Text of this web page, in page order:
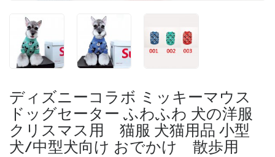
ディズニーコラボ ミッキーマウス
ドッグセーター ふわふわ 犬の洋服
クリスマス用 猫服 犬猫用品 小型
犬/中型犬向け おでかけ 散歩用